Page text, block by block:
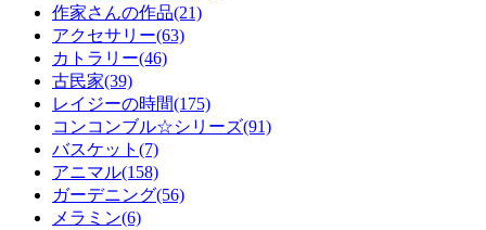
作家さんの作品(21)
アクセサリー(63)
カトラリー(46)
古民家(39)
レイジーの時間(175)
コンコンブル☆シリーズ(91)
バスケット(7)
アニマル(158)
ガーデニング(56)
メラミン(6)